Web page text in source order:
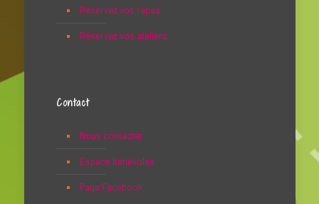
Réservez vos repas
Réservez vos ateliers
Contact
Nous contacter
Espace bénévoles
Page Facebook